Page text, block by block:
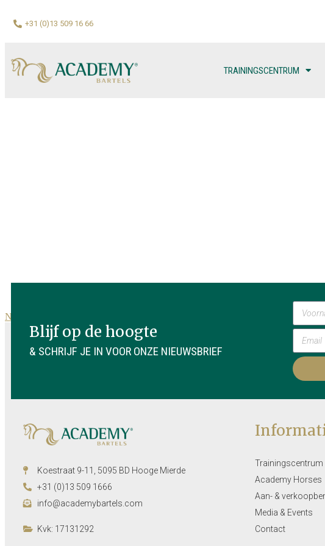
+31 (0)13 509 16 66
TRAININGSCENTRUM
Naar nieuwsoverzicht
Blijf op de hoogte
& SCHRIJF JE IN VOOR ONZE NIEUWSBRIEF
Koestraat 9-11, 5095 BD Hooge Mierde
+31 (0)13 509 1666
info@academybartels.com
Kvk: 17131292
Trainingscentrum
Academy Horses
Aan- &
Media & Events
Contact